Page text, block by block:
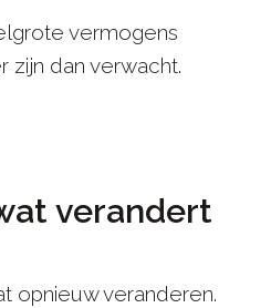
vermogens
zijn dan verwacht.
verandert
opnieuw veranderen.